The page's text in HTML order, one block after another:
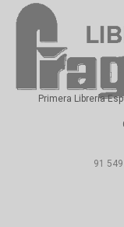
Primera Librería
91